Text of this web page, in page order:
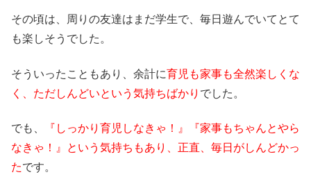
その頃は、周りの友達はまだ学生で、毎日遊んでいてとて
も楽しそうでした。
そういったこともあり、余計に育児も家事も全然楽しくな
く、ただしんどいという気持ちばかり でした。
でも、
『しっかり育児しなきゃ！』『家事もちゃんとやら
なきゃ！』という気持ちもあり、正直、毎日がしんどかっ
たです。